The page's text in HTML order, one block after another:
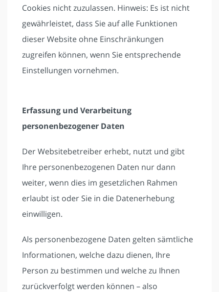
Cookies nicht zuzulassen. Hinweis: Es ist nicht
gewährleistet, dass Sie auf alle Funktionen
dieser Website ohne Einschränkungen
zugreifen können, wenn Sie entsprechende
Einstellungen vornehmen.
Erfassung und Verarbeitung
personenbezogener Daten
Der Websitebetreiber erhebt, nutzt und gibt
Ihre personenbezogenen Daten nur dann
weiter, wenn dies im gesetzlichen Rahmen
erlaubt ist oder Sie in die Datenerhebung
einwilligen.
Als personenbezogene Daten gelten sämtliche
Informationen, welche dazu dienen, Ihre
Person zu bestimmen und welche zu Ihnen
zurückverfolgt werden können – also